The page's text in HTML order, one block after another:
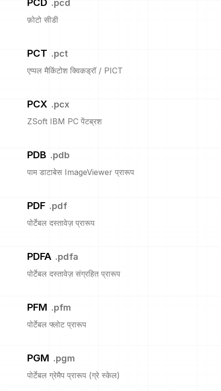
PCD .pcd
फ़ोटो सीडी
PCT .pct
एप्पल मैकिंटोश क्विकड्रॉ / PICT
PCX .pcx
ZSoft IBM PC पेंटब्रश
PDB .pdb
पाम डाटाबेस ImageViewer प्रारूप
PDF .pdf
पोर्टेबल दस्तावेज़ प्रारूप
PDFA .pdfa
पोर्टेबल दस्तावेज़ संग्रहित प्रारूप
PFM .pfm
पोर्टेबल फ्लोट प्रारूप
PGM .pgm
पोर्टेबल ग्रेमैप प्रारूप (ग्रे स्केल)